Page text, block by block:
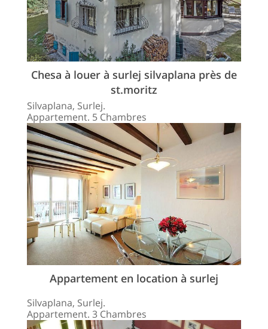
Chesa à louer à surlej silvaplana près de
st.moritz
Silvaplana, Surlej.
Appartement. 5 Chambres
Appartement en location à surlej
Silvaplana, Surlej.
Appartement. 3 Chambres